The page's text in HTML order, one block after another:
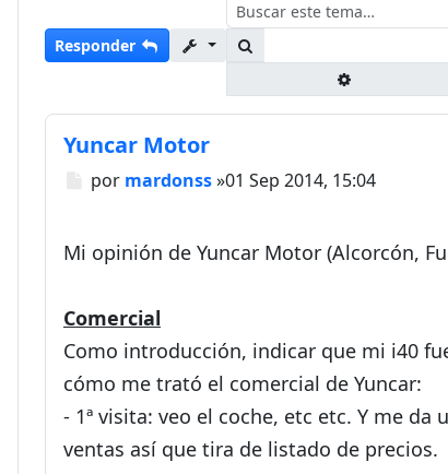
Responder
Yuncar Motor
Mensaje
por mardonss»01 Sep 2014, 15:04
Mi opinión de Yuncar Motor (Alcorcón,
Comercial
Como introducción, indicar que mi i40
cómo me trató el comercial de Yuncar:
- 1ª visita: veo el coche, etc etc. Y me
ventas así que tira de listado de precios.